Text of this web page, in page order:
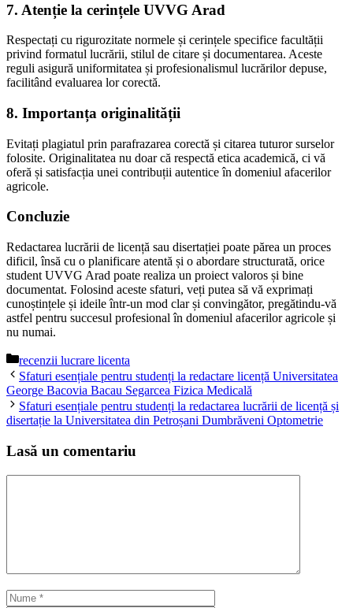
7. Atenție la cerințele UVVG Arad
Respectați cu rigurozitate normele și cerințele specifice facultății
privind formatul lucrării, stilul de citare și documentarea. Aceste
reguli asigură uniformitatea și profesionalismul lucrărilor depuse,
facilitând evaluarea lor corectă.
8. Importanța originalității
Evitați plagiatul prin parafrazarea corectă și citarea tuturor surselor
folosite. Originalitatea nu doar că respectă etica academică, ci vă
oferă și satisfacția unei contribuții autentice în domeniul afacerilor
agricole.
Concluzie
Redactarea lucrării de licență sau disertației poate părea un proces
dificil, însă cu o planificare atentă și o abordare structurată, orice
student UVVG Arad poate realiza un proiect valoros și bine
documentat. Folosind aceste sfaturi, veți putea să vă exprimați
cunoștințele și ideile într-un mod clar și convingător, pregătindu-vă
astfel pentru succesul profesional în domeniul afacerilor agricole și
nu numai.
Categorii
recenzii lucrare licenta
Sfaturi esențiale pentru studenți la redactare licență Universitatea
George Bacovia Bacau Segarcea Fizica Medicală
Sfaturi esențiale pentru studenți la redactarea lucrării de licență și
disertație la Universitatea din Petroșani Dumbrăveni Optometrie
Lasă un comentariu
Nume